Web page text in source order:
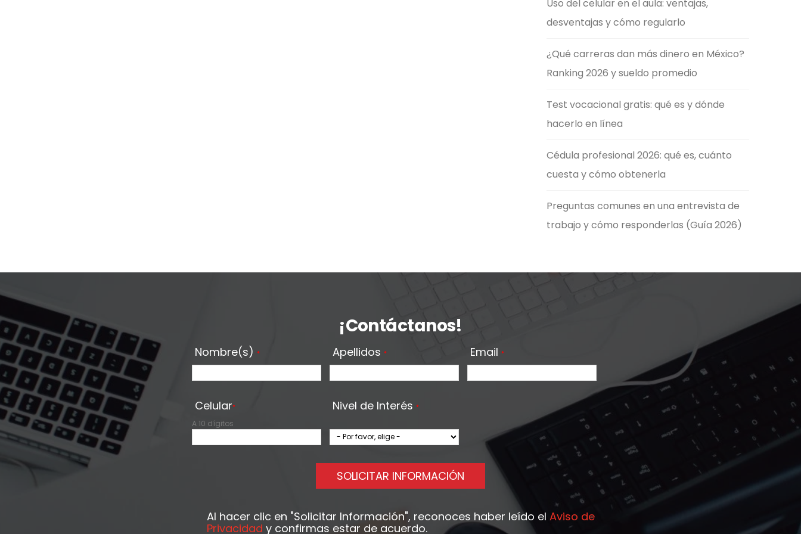
Uso del celular en el aula: ventajas,
desventajas y cómo regularlo
¿Qué carreras dan más dinero en México?
Ranking 2026 y sueldo promedio
Test vocacional gratis: qué es y dónde
hacerlo en línea
Cédula profesional 2026: qué es, cuánto
cuesta y cómo obtenerla
Preguntas comunes en una entrevista de
trabajo y cómo responderlas (Guía 2026)
¡Contáctanos!
Nombre(s) * Apellidos * Email *
Celular*
A 10 dígitos
Nivel de Interés *
SOLICITAR INFORMACIÓN
Al hacer clic en "Solicitar Información", reconoces haber leído el Aviso de
Privacidad y confirmas estar de acuerdo.